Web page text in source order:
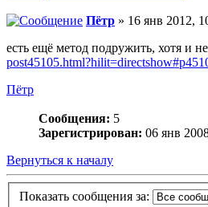
Пётр » 16 янв 2012,
есть ещё метод подружить, хотя и
Пётр
Сообщения: 5
Зарегистрирован: 06 янв
Вернуться к началу
Показать сообщения за: